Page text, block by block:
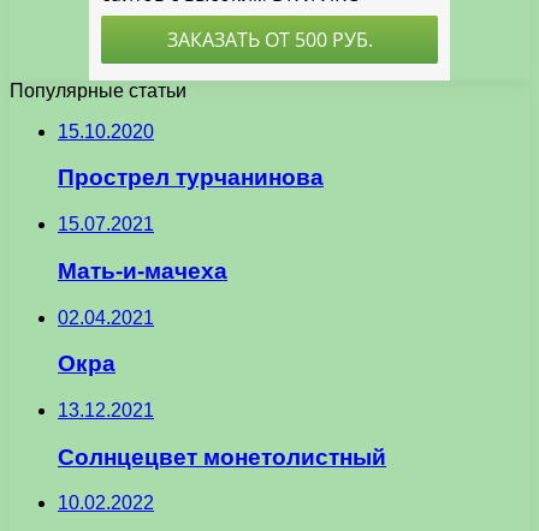
Популярные статьи
15.10.2020
Прострел турчанинова
15.07.2021
Мать-и-мачеха
02.04.2021
Окра
13.12.2021
Солнцецвет монетолистный
10.02.2022